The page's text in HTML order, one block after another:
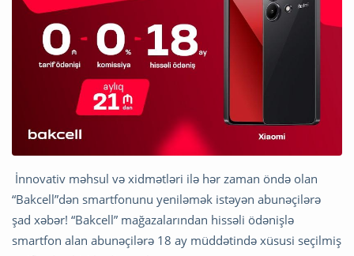
İnnovativ məhsul və xidmətləri ilə hər zaman öndə olan
“Bakcell”dən smartfonunu yeniləmək istəyən abunəçilərə
şad xəbər! “Bakcell” mağazalarından hissəli ödənişlə
smartfon alan abunəçilərə 18 ay müddətində xüsusi seçilmiş